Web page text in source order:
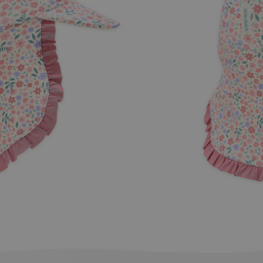
στο καλάθι